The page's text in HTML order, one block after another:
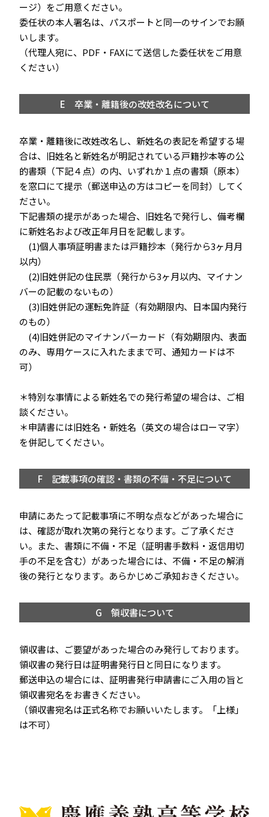
ージ）をご用意ください。
委任状の本人署名は、パスポートと同一のサインでお願
いします。
（代理人宛に、PDF・FAXにて送信した委任状をご用意
ください）
E 卒業・離籍後の改姓改名について
卒業・離籍後に改姓改名し、新姓名の表記を希望する場
合は、旧姓名と新姓名が明記されている戸籍抄本等の公
的書類（下記４点）の内、いずれか１点の書類（原本）
を窓⼝にて提⽰（郵送申込の⽅はコピーを同封）してく
ださい。
下記書類の提示があった場合、旧姓名で発行し、備考欄
に新姓名および改正年月日を記載します。
(1)個人事項証明書または⼾籍抄本（発行から3ヶ月月
以内）
(2)旧姓併記の住民票（発行から3ヶ月以内、マイナン
バーの記載のないもの）
(3)旧姓併記の運転免許証（有効期限内、日本国内発行
のもの）
(4)旧姓併記のマイナンバーカード（有効期限内、表面
のみ、専用ケースに入れたままで可、通知カードは不
可）
＊特別な事情による新姓名での発行希望の場合は、ご相
談ください。
＊申請書には旧姓名・新姓名（英⽂の場合はローマ字）
を併記してください。
F 記載事項の確認・書類の不備・不足について
申請にあたって記載事項に不明な点などがあった場合に
は、確認が取れ次第の発行となります。ご了承くださ
い。また、書類に不備・不足（証明書手数料・返信用切
手の不足を含む）があった場合には、不備・不足の解消
後の発行となります。あらかじめご承知おきください。
G 領収書について
領収書は、ご要望があった場合のみ発行しております。
領収書の発行日は証明書発行日と同日になります。
郵送申込の場合には、証明書発行申請書にご入用の旨と
領収書宛名をお書きください。
（領収書宛名は正式名称でお願いいたします。「上様」
は不可）